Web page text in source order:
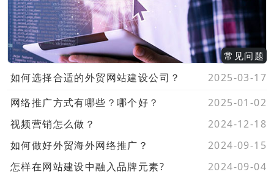
常见问题
2025-03-17
如何选择合适的外贸网站建设公司？
2025-01-02
网络推广方式有哪些？哪个好？
2024-12-18
视频营销怎么做？
2024-09-15
如何做好外贸海外网络推广？
2024-09-04
怎样在网站建设中融入品牌元素?